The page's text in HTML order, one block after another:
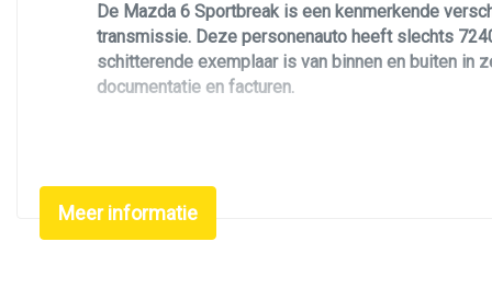
Navigatie
Panoramadak
Park distance control
Radar cruise control (acc)
Sportvelgen
De Mazda 6 Sportbreak is een kenmerkende
transmissie. Deze personenauto heeft slechts
schitterende exemplaar is van binnen en buiten in
documentatie en facturen.
Zoekt u een leuke, betrouwbare, luxe en unieke
kleurstelling met 19 inch lichtmetalen velgen. Wat
Verder is de Mazda 6 Sportbreak voorzien van
Meer informatie